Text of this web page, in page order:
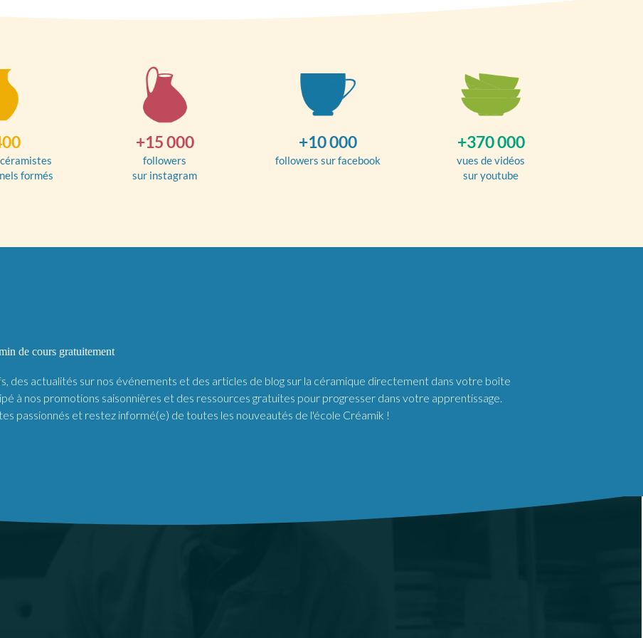
formés
+15 000
followers
sur instagram
+10 000
followers sur facebook
+370 000
vues de vidéos
sur youtube